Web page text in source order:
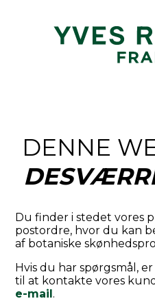
DENNE
Du finder i stedet vores
postordre, hvor du kan
af botaniske
Hvis du har spørgsmål,
til at kontakte vores
e-mail.